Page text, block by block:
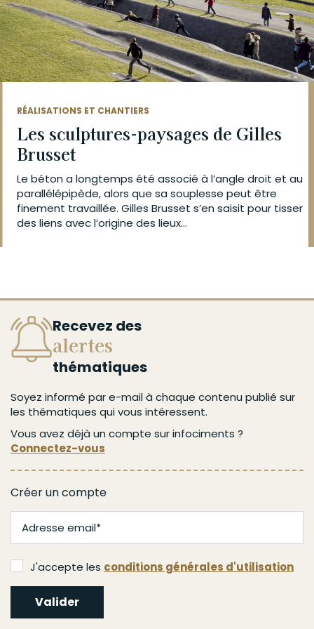
RÉALISATIONS ET CHANTIERS
Les sculptures-paysages de Gilles
Brusset
Le béton a longtemps été associé à l’angle droit et au
parallélépipède, alors que sa souplesse peut être
finement travaillée. Gilles Brusset s’en saisit pour tisser
des liens avec l’origine des lieux...
Recevez des
alertes
thématiques
Soyez informé par e-mail à chaque contenu publié sur
les thématiques qui vous intéressent.
Vous avez déjà un compte sur infociments ?
Connectez-vous
Créer un compte
J'accepte les conditions générales d'utilisation
Valider